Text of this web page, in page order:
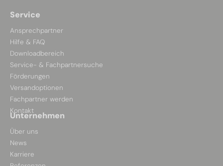
Service
Ansprechpartner
Hilfe & FAQ
Downloadbereich
Service- & Fachpartnersuche
Förderungen
Versandoptionen
Fachpartner werden
Kontakt
Unternehmen
Über uns
News
Karriere